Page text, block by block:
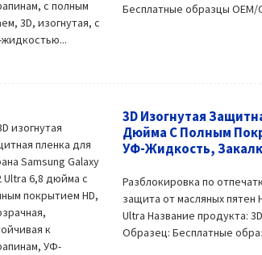
Бесплатные образцы OEM/
3D Изогнутая
Дюйма С Полным
УФ-Жидкость,
Разблокировка по
защита от масляных пятен
Ultra Название продукта:
Образец: Бесплатные